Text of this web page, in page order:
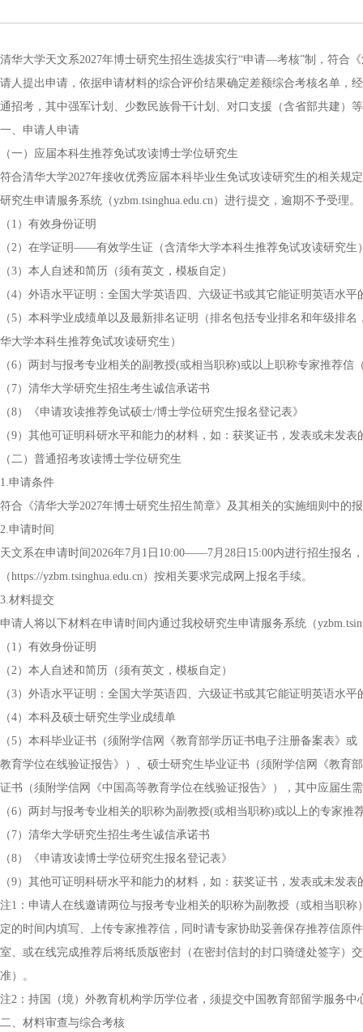
清华大学天文系2027年博士研究生招生选拔实行“申请―考核”制，符合
请人提出申请，依据申请材料的综合评价结果确定差额综合考核名单，
通招考，其中强军计划、少数民族骨干计划、对口支援（含省部共建）
一、申请人申请
（一）应届本科生推荐免试攻读博士学位研究生
符合清华大学2027年接收优秀应届本科毕业生免试攻读研究生的相关规
研究生申请服务系统（yzbm.tsinghua.edu.cn）进行提交，逾期不予受理。
（1）有效身份证明
（2）在学证明——有效学生证（含清华大学本科生推荐免试攻读研究生
（3）本人自述和简历（须有英文，模板自定）
（4）外语水平证明：全国大学英语四、六级证书或其它能证明英语水平
（5）本科学业成绩单以及最新排名证明（排名包括专业排名和年级排
华大学本科生推荐免试攻读研究生）
（6）两封与报考专业相关的副教授(或相当职称)或以上职称专家推荐
（7）清华大学研究生招生考生诚信承诺书
（8）《申请攻读推荐免试硕士/博士学位研究生报名登记表》
（9）其他可证明科研水平和能力的材料，如：获奖证书，发表或未发
（二）普通招考攻读博士学位研究生
1.申请条件
符合《清华大学2027年博士研究生招生简章》及其相关的实施细则中的
2.申请时间
天文系在申请时间2026年7月1日10:00——7月28日15:00内进行招生报名
（https://yzbm.tsinghua.edu.cn）按相关要求完成网上报名手续。
3.材料提交
申请人将以下材料在申请时间内通过我校研究生申请服务系统（
（1）有效身份证明
（2）本人自述和简历（须有英文，模板自定）
（3）外语水平证明：全国大学英语四、六级证书或其它能证明英语水平
（4）本科及硕士研究生学业成绩单
（5）本科毕业证书（须附学信网《教育部学历证书电子注册备案表》
教育学位在线验证报告》）、硕士研究生毕业证书（须附学信网《教育
证书（须附学信网《中国高等教育学位在线验证报告》），其中应届生
（6）两封与报考专业相关的职称为副教授(或相当职称)或以上的专家推
（7）清华大学研究生招生考生诚信承诺书
（8）《申请攻读博士学位研究生报名登记表》
（9）其他可证明科研水平和能力的材料，如：获奖证书，发表或未发
注1：申请人在线邀请两位与报考专业相关的职称为副教授（或相当职
定的时间内填写、上传专家推荐信，同时请专家协助妥善保存推荐信原
室、或在线完成推荐后将纸质版密封（在密封信封的封口骑缝处签字）
准）。
注2：持国（境）外教育机构学历学位者，须提交中国教育部留学服务中
二、材料审查与综合考核